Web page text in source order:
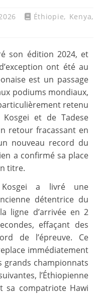
Éthiopie, Kenya,
son édition 2024, et
ont été au
est un passage
podiums mondiaux,
retenu
et de Tadese
retour fracassant en
nouveau record du
a confirmé sa place
titre.
a livré une
détentrice du
ligne d’arrivée en 2
effaçant des
de l’épreuve. Ce
immédiatement
grands championnats
l’Éthiopienne
sa compatriote Hawi